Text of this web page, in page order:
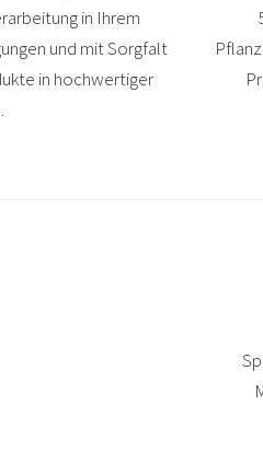
in Ihrem
und mit Sorgfalt
in hochwertiger